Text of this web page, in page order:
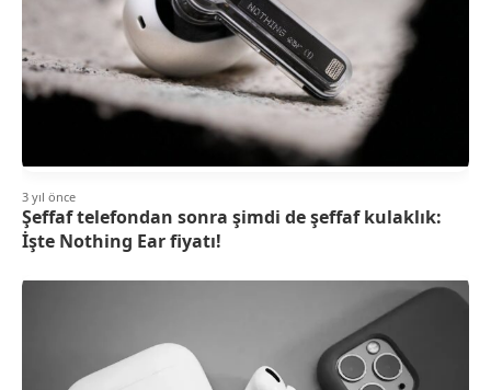
3 yıl önce
Şeffaf telefondan sonra şimdi de şeffaf kulaklık:
İşte Nothing Ear fiyatı!